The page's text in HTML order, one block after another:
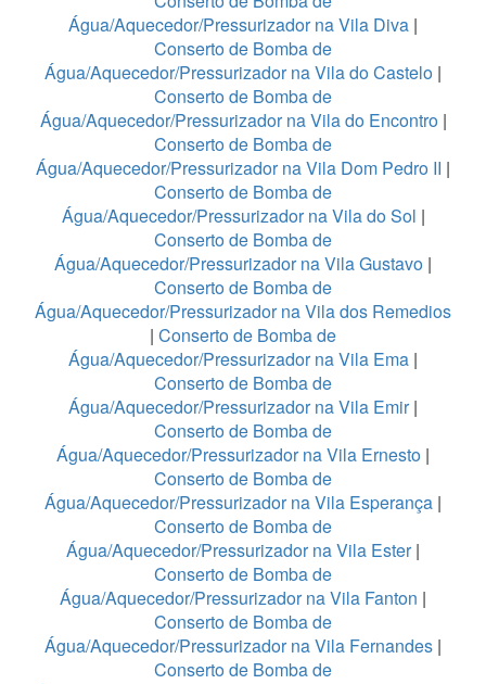
Água/Aquecedor/Pressurizador na Vila Diva |
Conserto de Bomba de
Água/Aquecedor/Pressurizador na Vila do Castelo |
Conserto de Bomba de
Água/Aquecedor/Pressurizador na Vila do Encontro|
Conserto de Bomba de
Água/Aquecedor/Pressurizador na Vila Dom Pedro II |
Conserto de Bomba de
Água/Aquecedor/Pressurizador na Vila do Sol |
Conserto de Bomba de
Água/Aquecedor/Pressurizador na Vila Gustavo |
Conserto de Bomba de
Água/Aquecedor/Pressurizador na Vila dos Remedios
| Conserto de Bomba de
Água/Aquecedor/Pressurizador na Vila Ema |
Conserto de Bomba de
Água/Aquecedor/Pressurizador na Vila Emir|
Conserto de Bomba de
Água/Aquecedor/Pressurizador na Vila Ernesto |
Conserto de Bomba de
Água/Aquecedor/Pressurizador na Vila Esperança |
Conserto de Bomba de
Água/Aquecedor/Pressurizador na Vila Ester|
Conserto de Bomba de
Água/Aquecedor/Pressurizador na Vila Fanton |
Conserto de Bomba de
Água/Aquecedor/Pressurizador na Vila Fernandes |
Conserto de Bomba de